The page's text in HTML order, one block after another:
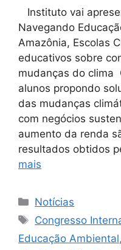
Instituto vai
Navegando
Amazônia, Escolas
educativos sobre
mudanças do clima
alunos propondo
das mudanças
com negócios
aumento da renda
resultados obtidos
mais
Notícias
Congresso
Educação Ambiental,